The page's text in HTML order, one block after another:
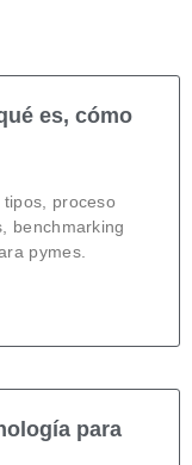
es, cómo
proceso
benchmarking
pymes.
para